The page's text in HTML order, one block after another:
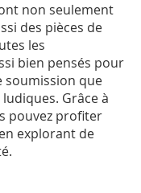
non seulement
des pièces de
les
bien pensés pour
soumission que
Grâce à
pouvez profiter
explorant de